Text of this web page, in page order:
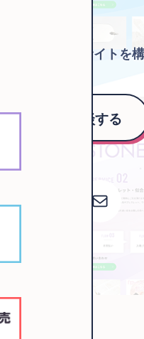
ジ・LP制作。
用しやすいサイトを構
無料で相談する
メール